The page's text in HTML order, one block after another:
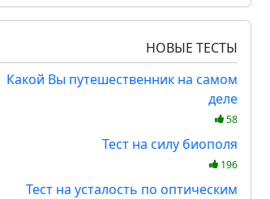
НОВЫЕ ТЕСТЫ
Какой Вы путешественник на самом
деле
58
Тест на силу биополя
196
Тест на усталость по оптическим